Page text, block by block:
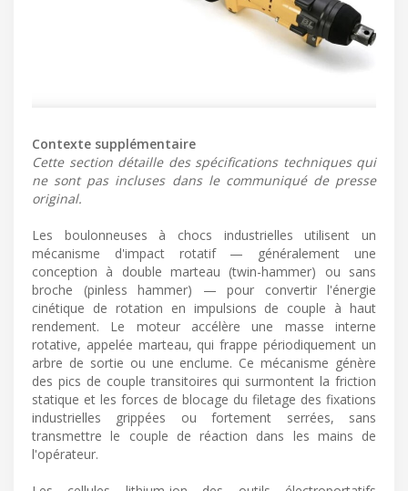
Contexte supplémentaire
Cette section détaille des spécifications techniques qui
ne sont pas incluses dans le communiqué de presse
original.
Les boulonneuses à chocs industrielles utilisent un
mécanisme d'impact rotatif — généralement une
conception à double marteau (twin-hammer) ou sans
broche (pinless hammer) — pour convertir l'énergie
cinétique de rotation en impulsions de couple à haut
rendement. Le moteur accélère une masse interne
rotative, appelée marteau, qui frappe périodiquement un
arbre de sortie ou une enclume. Ce mécanisme génère
des pics de couple transitoires qui surmontent la friction
statique et les forces de blocage du filetage des fixations
industrielles grippées ou fortement serrées, sans
transmettre le couple de réaction dans les mains de
l'opérateur.